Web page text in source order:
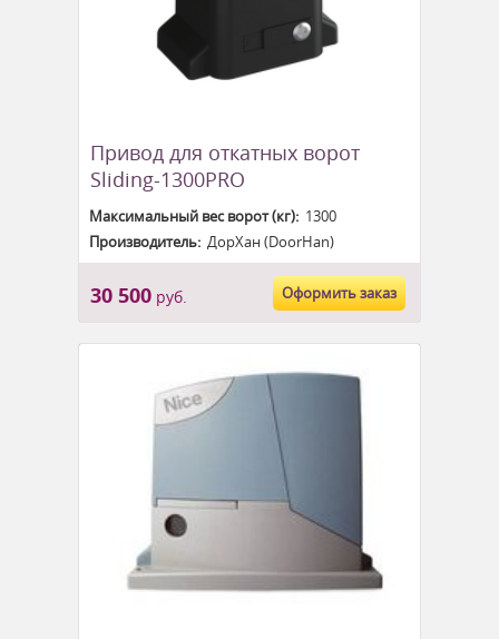
Привод для откатных ворот
Sliding-1300PRO
Максимальный вес ворот (кг):1300
Производитель:ДорХан (DoorHan)
30 500руб. Оформить заказ